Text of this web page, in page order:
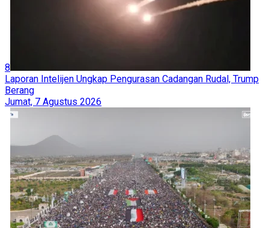
8
Laporan Intelijen Ungkap Pengurasan Cadangan Rudal, Trump
Berang
Jumat, 7 Agustus 2026